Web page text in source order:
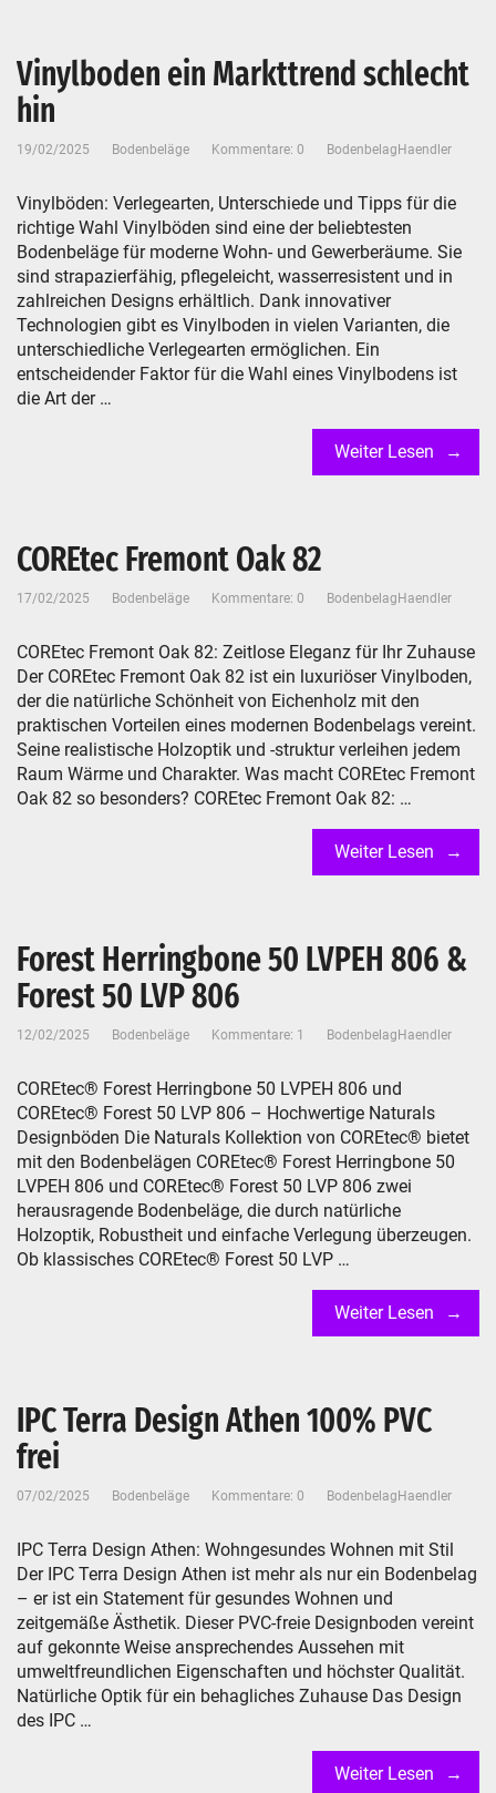
Vinylboden ein Markttrend schlecht
hin
19/02/2025 Bodenbeläge Kommentare: 0 BodenbelagHaendler
Vinylböden: Verlegearten, Unterschiede und Tipps für die
richtige Wahl Vinylböden sind eine der beliebtesten
Bodenbeläge für moderne Wohn- und Gewerberäume. Sie
sind strapazierfähig, pflegeleicht, wasserresistent und in
zahlreichen Designs erhältlich. Dank innovativer
Technologien gibt es Vinylboden in vielen Varianten, die
unterschiedliche Verlegearten ermöglichen. Ein
entscheidender Faktor für die Wahl eines Vinylbodens ist
die Art der …
Weiter Lesen
COREtec Fremont Oak 82
17/02/2025 Bodenbeläge Kommentare: 0 BodenbelagHaendler
COREtec Fremont Oak 82: Zeitlose Eleganz für Ihr Zuhause
Der COREtec Fremont Oak 82 ist ein luxuriöser Vinylboden,
der die natürliche Schönheit von Eichenholz mit den
praktischen Vorteilen eines modernen Bodenbelags vereint.
Seine realistische Holzoptik und -struktur verleihen jedem
Raum Wärme und Charakter. Was macht COREtec Fremont
Oak 82 so besonders? COREtec Fremont Oak 82: …
Weiter Lesen
Forest Herringbone 50 LVPEH 806 &
Forest 50 LVP 806
12/02/2025 Bodenbeläge Kommentare: 1 BodenbelagHaendler
COREtec® Forest Herringbone 50 LVPEH 806 und
COREtec® Forest 50 LVP 806 – Hochwertige Naturals
Designböden Die Naturals Kollektion von COREtec® bietet
mit den Bodenbelägen COREtec® Forest Herringbone 50
LVPEH 806 und COREtec® Forest 50 LVP 806 zwei
herausragende Bodenbeläge, die durch natürliche
Holzoptik, Robustheit und einfache Verlegung überzeugen.
Ob klassisches COREtec® Forest 50 LVP …
Weiter Lesen
IPC Terra Design Athen 100% PVC
frei
07/02/2025 Bodenbeläge Kommentare: 0 BodenbelagHaendler
IPC Terra Design Athen: Wohngesundes Wohnen mit Stil
Der IPC Terra Design Athen ist mehr als nur ein Bodenbelag
– er ist ein Statement für gesundes Wohnen und
zeitgemäße Ästhetik. Dieser PVC-freie Designboden vereint
auf gekonnte Weise ansprechendes Aussehen mit
umweltfreundlichen Eigenschaften und höchster Qualität.
Natürliche Optik für ein behagliches Zuhause Das Design
des IPC …
Weiter Lesen